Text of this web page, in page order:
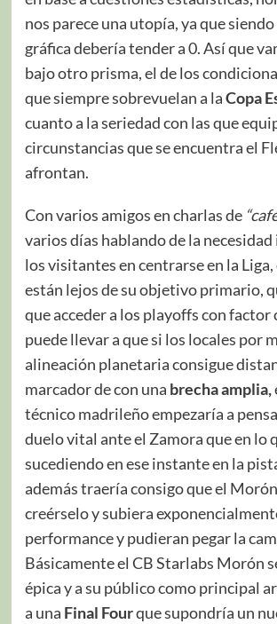
nos parece una utopía, ya que
gráfica debería tender a 0. Así que
bajo otro prisma, el de los
que siempre sobrevuelan a laCopa
cuanto a la seriedad con las que
circunstancias que se encuentra el
afrontan.
Con varios amigos en charlas de
varios días hablando de la
los visitantes en centrarse en la Liga,
están lejos de su objetivo primario,
que acceder a los playoffs con factor
puede llevar a que si los locales por
alineación planetaria consigue
marcador de con una brecha amplia,
técnico madrileño empezaría a
duelo vital ante el Zamora que en lo
sucediendo en ese instante en la
además traería consigo que el
creérselo y subiera
performance y pudieran pegar la
Básicamente el CB Starlabs Morón
épica y a su público como principal
a una Final Fourque supondría un